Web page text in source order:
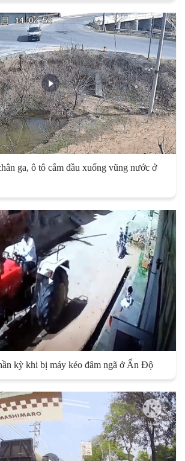
ga, ô tô cắm đầu xuống vũng nước ở
kỳ khi bị máy kéo đâm ngã ở Ấn Độ